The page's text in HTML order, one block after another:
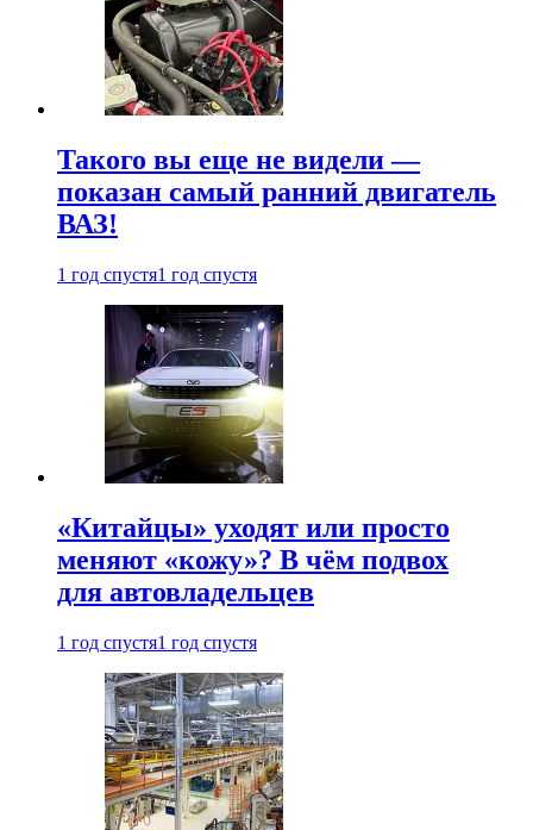
Такого вы еще не видели —
показан самый ранний двигатель
ВАЗ!
1 год спустя1 год спустя
«Китайцы» уходят или просто
меняют «кожу»? В чём подвох
для автовладельцев
1 год спустя1 год спустя